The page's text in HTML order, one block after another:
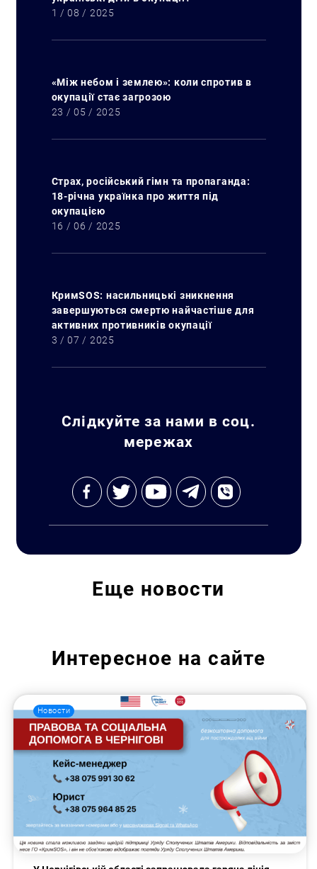
Искать:
1 / 08 / 2025
«Між небом і землею»: коли спротив в
окупації стає загрозою
23 / 05 / 2025
Страх, російський гімн та пропаганда:
18-річна українка про життя під
окупацією
16 / 06 / 2025
КримSOS: насильницькі зникнення
завершуються смертю найчастіше для
активних противників окупації
3 / 07 / 2025
Слідкуйте за нами в соц.
мережах
Еще новости
Интересное на сайте
Новости